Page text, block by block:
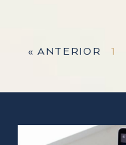
« ANTERIOR 1